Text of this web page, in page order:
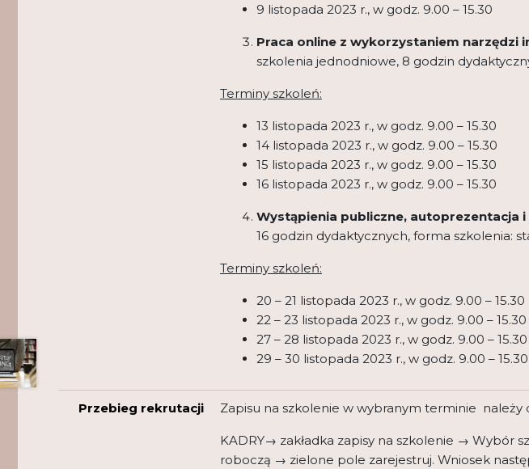
9 listopada 2023 r., w godz. 9.00 – 15.30
Praca online z wykorzystaniem narzędzi
szkolenia jednodniowe, 8 godzin
Terminy szkoleń:
13 listopada 2023 r., w godz. 9.00 – 15.30
14 listopada 2023 r., w godz. 9.00 – 15.30
15 listopada 2023 r., w godz. 9.00 – 15.30
16 listopada 2023 r., w godz. 9.00 – 15.30
Wystąpienia publiczne, autoprezentacja i
16 godzin dydaktycznych, forma szkolenia:
Terminy szkoleń:
20 – 21 listopada 2023 r., w godz. 9.00 – 15.30
22 – 23 listopada 2023 r., w godz. 9.00 – 15.30
27 – 28 listopada 2023 r., w godz. 9.00 – 15.30
29 – 30 listopada 2023 r., w godz. 9.00 – 15.30
Przebieg rekrutacji Zapisu na szkolenie w wybranym terminie należy
KADRY→ zakładka zapisy na szkolenie → Wybór
roboczą → zielone pole zarejestruj. Wniosek